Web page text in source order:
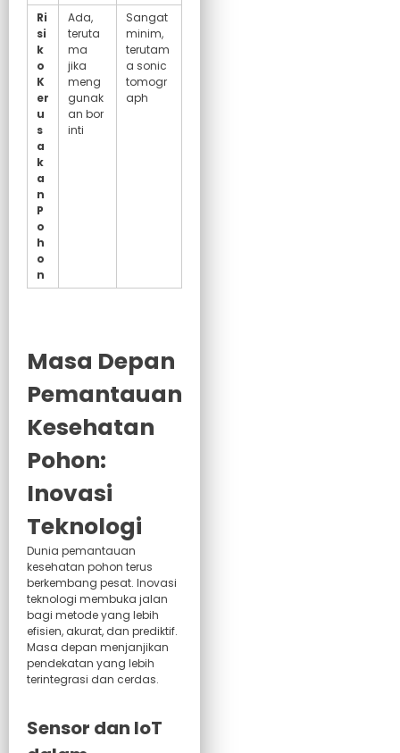
Ri
si
k
o
K
er
u
s
a
k
a
n
P
o
h
o
n
Ada,
teruta
ma
jika
meng
gunak
an bor
inti
Sangat
minim,
terutam
a sonic
tomogr
aph
Masa Depan
Pemantauan
Kesehatan
Pohon:
Inovasi
Teknologi
Dunia pemantauan
kesehatan pohon terus
berkembang pesat. Inovasi
teknologi membuka jalan
bagi metode yang lebih
efisien, akurat, dan prediktif.
Masa depan menjanjikan
pendekatan yang lebih
terintegrasi dan cerdas.
Sensor dan IoT